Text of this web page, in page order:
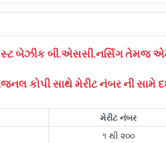
બેઝીક બી.એસસી.નર્સિગ
કોપી સાથે મેરીટ નંબર ની સામે
મેરીટ નંબર
૧ થી ૨૦૦